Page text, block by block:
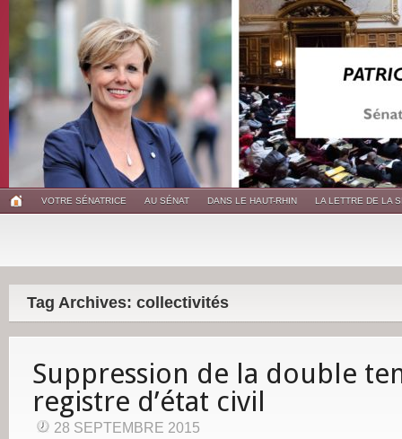
VOTRE SÉNATRICE AU SÉNAT DANS LE HAUT-RHIN LA LETTRE DE LA
Tag Archives: collectivités
Suppression de la double
registre d’état civil
28 SEPTEMBRE 2015